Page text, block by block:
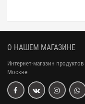
О НАШЕМ МАГАЗИНЕ
Интернет-магазин
Москве